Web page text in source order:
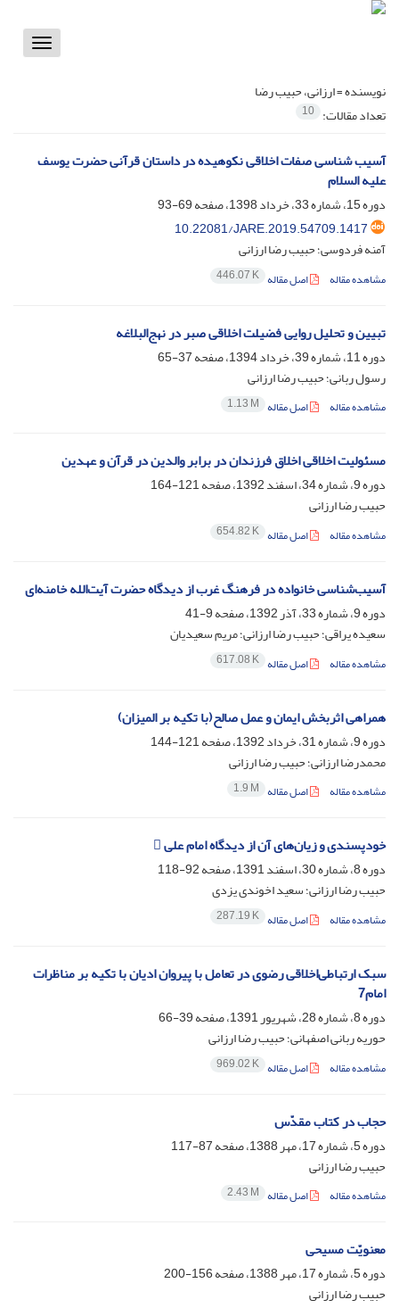
Toggle
نویسنده =ارزانی، حبیب رضا
تعداد مقالات: 10
آسیب شناسی صفات اخلاقی نکوهیده در داستان قرآنی حضرت یوسف
علیه السلام
دوره 15، شماره 33، خرداد 1398، صفحه
69-93
10.22081/JARE.2019.54709.1417
آمنه فردوسی؛ حبیب رضا ارزانی
مشاهده مقاله اصل مقاله 446.07 K
تبیین و تحلیل روایی فضیلت اخلاقی صبر در نهج‌البلاغه
دوره 11، شماره 39، خرداد 1394، صفحه
37-65
رسول ربانی؛ حبیب رضا ارزانی
مشاهده مقاله اصل مقاله 1.13 M
مسئولیت اخلاقی اخلاق فرزندان در برابر والدین در قرآن و عهدین
دوره 9، شماره 34، اسفند 1392، صفحه
121-164
حبیب رضا ارزانی
مشاهده مقاله اصل مقاله 654.82 K
آسیب‌شناسی خانواده در فرهنگ غرب از دیدگاه حضرت آیت‌الله خامنه‌ای
دوره 9، شماره 33، آذر 1392، صفحه
9-41
سعیده یراقی؛ حبیب رضا ارزانی؛ مریم سعیدیان
مشاهده مقاله اصل مقاله 617.08 K
همراهی اثربخش ایمان و عمل صالح(با تکیه بر المیزان)
دوره 9، شماره 31، خرداد 1392، صفحه
121-144
محمدرضا ارزانی؛ حبیب رضا ارزانی
مشاهده مقاله اصل مقاله 1.9 M
خودپسندی و زیان‌های آن از دیدگاه امام علی 
دوره 8، شماره 30، اسفند 1391، صفحه
92-118
حبیب رضا ارزانی؛ سعید اخوندی یزدی
مشاهده مقاله اصل مقاله 287.19 K
سبک ارتباطی‌اخلاقی رضوی در تعامل با پیروان ادیان با تکیه بر مناظرات
امام7
دوره 8، شماره 28، شهریور 1391، صفحه
39-66
حوریه ربانی اصفهانی؛ حبیب رضا ارزانی
مشاهده مقاله اصل مقاله 969.02 K
حجاب در کتاب مقدّس
دوره 5، شماره 17، مهر 1388، صفحه
87-117
حبیب رضا ارزانی
مشاهده مقاله اصل مقاله 2.43 M
معنویّت مسیحی
دوره 5، شماره 17، مهر 1388، صفحه
156-200
حبیب رضا ارزانی